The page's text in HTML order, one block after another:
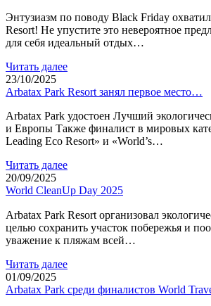
Энтузиазм по поводу Black Friday
Resort! Не упустите это невероятное
для себя идеальный отдых…
Читать далее
23/10/2025
Arbatax Park Resort занял первое место…
Arbatax Park удостоен Лучший
и Европы Также финалист в мировых
Leading Eco Resort» и «World’s…
Читать далее
20/09/2025
World CleanUp Day 2025
Arbatax Park Resort организовал
целью сохранить участок побережья и
уважение к пляжам всей…
Читать далее
01/09/2025
Arbatax Park среди финалистов World